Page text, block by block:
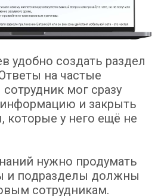
удобно создать раздел
на частые
мог сразу
и закрыть
которые у него ещё не
нужно продумать
и подразделы должны
сотрудникам.